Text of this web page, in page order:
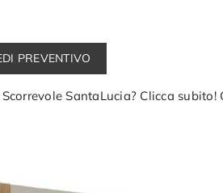
PREVENTIVO
SantaLucia? Clicca